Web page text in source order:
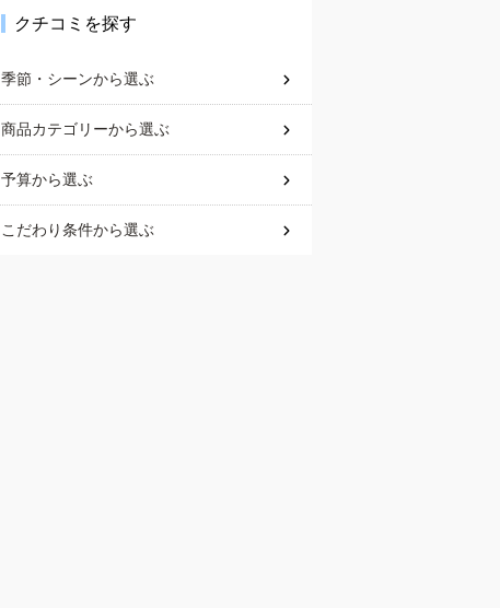
クチコミを探す
季節・シーンから選ぶ
商品カテゴリーから選ぶ
予算から選ぶ
こだわり条件から選ぶ